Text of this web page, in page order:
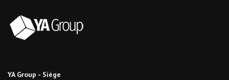
YA Group - Siège